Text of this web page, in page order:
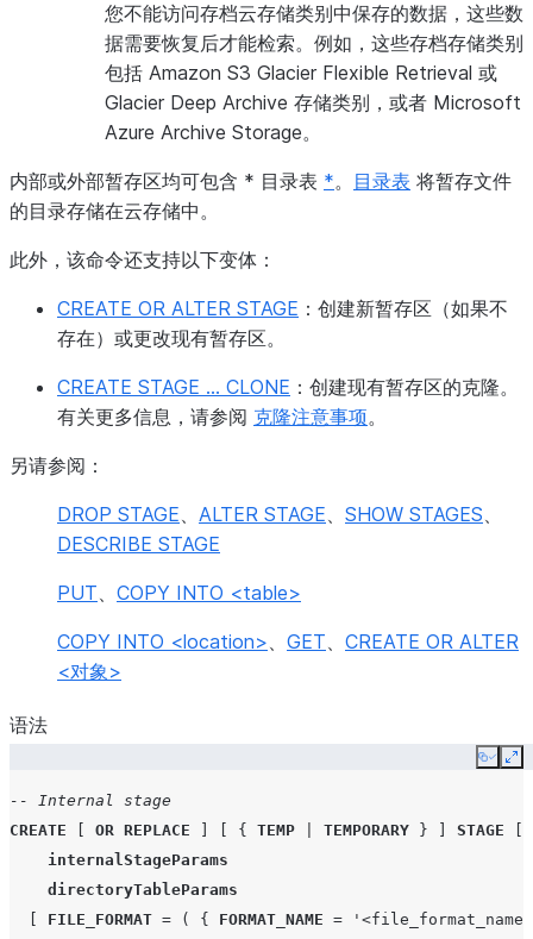
您不能访问存档云存储类别中保存的数据，这些数
据需要恢复后才能检索。例如，这些存档存储类别
包括 Amazon S3 Glacier Flexible Retrieval 或
Glacier Deep Archive 存储类别，或者 Microsoft
Azure Archive Storage。
内部或外部暂存区均可包含 * 目录表 *。 目录表 将暂存文件
的目录存储在云存储中。
此外，该命令还支持以下变体：
CREATE OR ALTER STAGE ：创建新暂存区（如果不
存在）或更改现有暂存区。
CREATE STAGE ... CLONE ：创建现有暂存区的克隆。
有关更多信息，请参阅 克隆注意事项。
另请参阅：
DROP STAGE、 ALTER STAGE、 SHOW STAGES、
DESCRIBE STAGE
PUT、 COPY INTO <table>
COPY INTO <location>、 GET、 CREATE OR ALTER
<对象>
语法
Copy
-- Internal stage
CREATE
OR REPLACE { TEMP TEMPORARY } STAGE
internalStageParams
directoryTableParams
FILE_FORMAT = ( { FORMAT_NAME =